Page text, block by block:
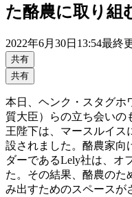
た酪農に取り組
2022年6月30日 13:54最終
共有
共有
本日、ヘンク・スタグホ
質大臣）らの立ち会いの
王陛下は、マースルイス
設されました。酪農家向
ダーであるLely社は、オ
た。その結果、酪農のた
み出すためのスペースが